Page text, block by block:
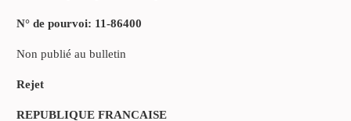
N° de pourvoi: 11-86400
Non publié au bulletin
Rejet
REPUBLIQUE FRANCAISE